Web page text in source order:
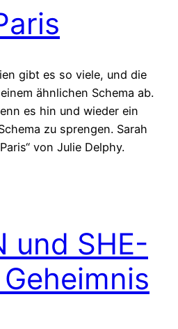
gibt es so viele, und die
ähnlichen Schema ab.
es hin und wieder ein
zu sprengen. Sarah
von Julie Delphy.
und SHE-